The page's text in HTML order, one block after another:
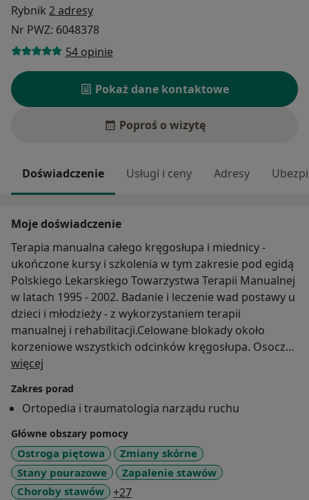
Rybnik 2 adresy
Nr PWZ: 6048378
54 opinie
Pokaż dane kontaktowe
Poproś o wizytę
Doświadczenie Usługi i ceny Adresy
Moje doświadczenie
Terapia manualna całego kręgosłupa i miednicy -
ukończone kursy i szkolenia w tym zakresie pod egidą
Polskiego Lekarskiego Towarzystwa Terapii Manualnej
w latach 1995 - 2002. Badanie i leczenie wad postawy u
dzieci i młodzieży - z wykorzystaniem terapii
manualnej i rehabilitacji.Celowane blokady około
korzeniowe wszystkich odcinków kręgosłupa. Osocze
bogatopłytkowe PRP .
więcej
Zakres porad
Ortopedia i traumatologia narządu ruchu
Główne obszary pomocy
Ostroga piętowa
Zmiany skórne
Stany pourazowe
Zapalenie stawów
Choroby stawów
+27a11y_sr_more_diseases